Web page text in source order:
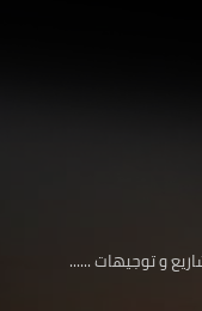
و توجيهات ......